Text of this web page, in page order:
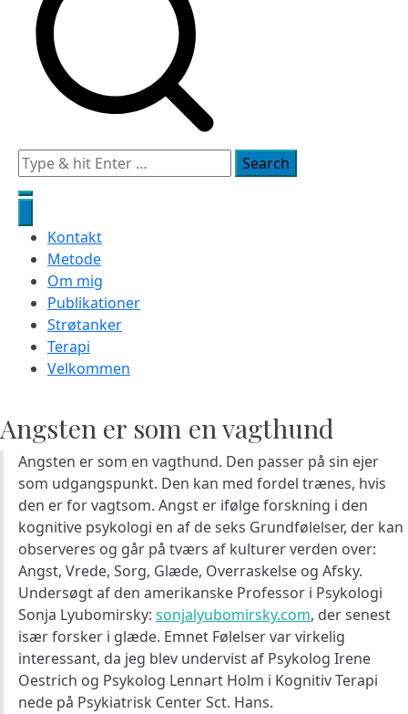
Search
for:
Kontakt
Metode
Om mig
Publikationer
Strøtanker
Terapi
Velkommen
Angsten er som en vagthund
Angsten er som en vagthund. Den passer på sin ejer
som udgangspunkt. Den kan med fordel trænes, hvis
den er for vagtsom. Angst er ifølge forskning i den
kognitive psykologi en af de seks Grundfølelser, der kan
observeres og går på tværs af kulturer verden over:
Angst, Vrede, Sorg, Glæde, Overraskelse og Afsky.
Undersøgt af den amerikanske Professor i Psykologi
Sonja Lyubomirsky: sonjalyubomirsky.com, der senest
især forsker i glæde. Emnet Følelser var virkelig
interessant, da jeg blev undervist af Psykolog Irene
Oestrich og Psykolog Lennart Holm i Kognitiv Terapi
nede på Psykiatrisk Center Sct. Hans.